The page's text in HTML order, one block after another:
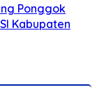
Ponggok
Kabupaten